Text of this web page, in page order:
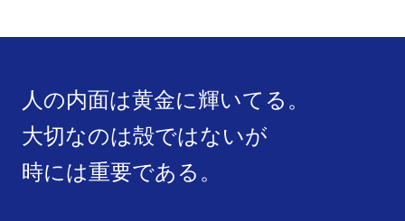
人の内面は黄金に輝いてる。
大切なのは殻ではないが
時には重要である。